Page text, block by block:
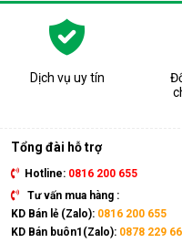
Dịch vụ uy tín
Tổng đài hỗ trợ
Hotline: 0816 200 655
Tư vấn mua hàng :
KD Bán lẻ (Zalo): 0816 200 655
KD Bán buôn1(Zalo): 0878 229